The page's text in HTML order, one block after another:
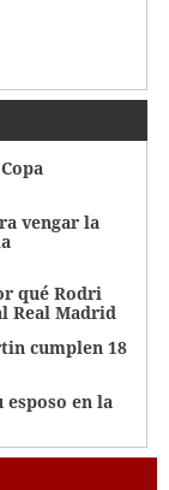
vengar la
qué Rodri
Real Madrid
cumplen 18
en la